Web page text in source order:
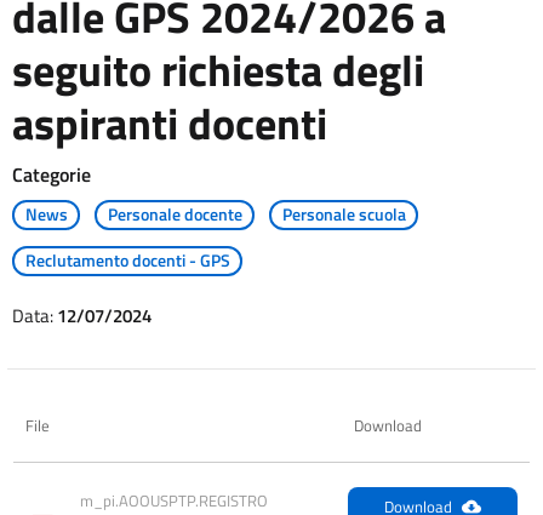
dalle GPS 2024/2026 a
seguito richiesta degli
aspiranti docenti
Categorie
News Personale docente
Personale scuola
Reclutamento docenti - GPS
Data:12/07/2024
File Download
m_pi.AOOUSPTP.REGISTRO
Download